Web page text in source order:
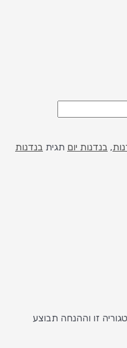
, בנדנות יום תגית בנדנות
3 מוצרים מקטגוריה זו וההנחה תבוצע